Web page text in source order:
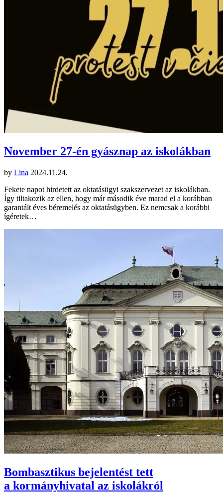
November 27-én gyásznap az iskolákban
by Lina 2024.11.24.
Fekete napot hirdetett az oktatásügyi szakszervezet az iskolákban.
Így tiltakozik az ellen, hogy már második éve marad el a korábban
garantált éves béremelés az oktatásügyben. Ez nemcsak a korábbi
ígéretek…
Bombasztikus bejelentést tett
a kormányhivatal az iskolákról